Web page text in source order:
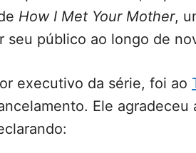
How I Met Your Mother,
seu público ao longo de
executivo da série, foi ao
Ele